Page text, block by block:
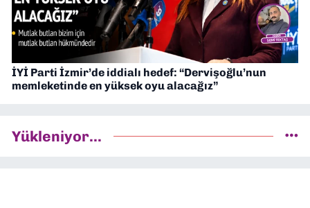
İYİ Parti İzmir’de iddialı hedef: “Dervişoğlu’nun
memleketinde en yüksek oyu alacağız”
Yükleniyor...